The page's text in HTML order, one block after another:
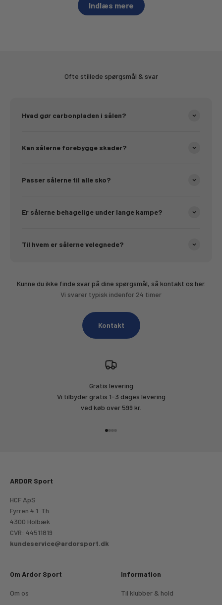
Indlæs mere
Ofte stillede spørgsmål & svar
Hvad gør carbonpladen i sålen?
Kan sålerne forebygge skader?
Passer sålerne til alle sko?
Er sålerne behagelige under lange kampe?
Til hvem er sålerne velegnede?
Kunne du ikke finde svar på dine spørgsmål, så kontakt os her.
Vi svarer typisk indenfor 24 timer
Kontakt
Gratis levering
Vi tilbyder gratis 1-3 dages levering
ved køb over 599 kr.
ARDOR Sport
HCF ApS
Fyrren 4 1. Th.
4300 Holbæk
CVR: 44511819
kundeservice@ardorsport.dk
Om Ardor Sport
Om os
Information
Til klubber & hold